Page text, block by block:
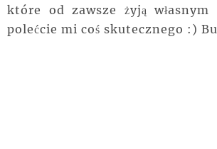
które od zawsze żyją własnym
polećcie mi coś skutecznego :)